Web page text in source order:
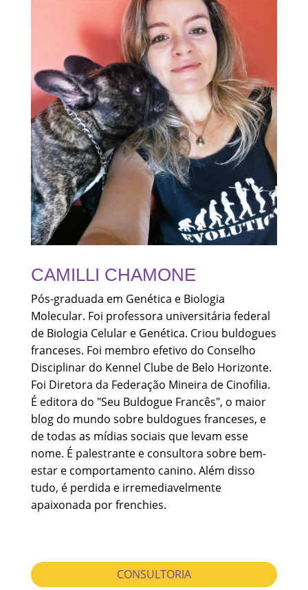
CAMILLI CHAMONE
Pós-graduada em Genética e Biologia
Molecular. Foi professora universitária federal
de Biologia Celular e Genética. Criou buldogues
franceses. Foi membro efetivo do Conselho
Disciplinar do Kennel Clube de Belo Horizonte.
Foi Diretora da Federação Mineira de Cinofilia.
É editora do "Seu Buldogue Francês", o maior
blog do mundo sobre buldogues franceses, e
de todas as mídias sociais que levam esse
nome. É palestrante e consultora sobre bem-
estar e comportamento canino. Além disso
tudo, é perdida e irremediavelmente
apaixonada por frenchies.
CONSULTORIA